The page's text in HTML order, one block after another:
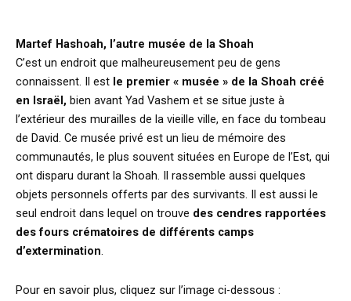
Martef Hashoah, l’autre musée de la Shoah
C’est un endroit que malheureusement peu de gens
connaissent. Il est le premier « musée » de la Shoah créé
en Israël, bien avant Yad Vashem et se situe juste à
l’extérieur des murailles de la vieille ville, en face du tombeau
de David. Ce musée privé est un lieu de mémoire des
communautés, le plus souvent situées en Europe de l’Est, qui
ont disparu durant la Shoah. Il rassemble aussi quelques
objets personnels offerts par des survivants. Il est aussi le
seul endroit dans lequel on trouve des cendres rapportées
des fours crématoires de différents camps
d’extermination.
Pour en savoir plus, cliquez sur l’image ci-dessous :